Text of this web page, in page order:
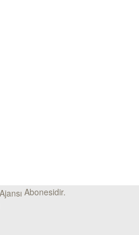
Abonesidir.